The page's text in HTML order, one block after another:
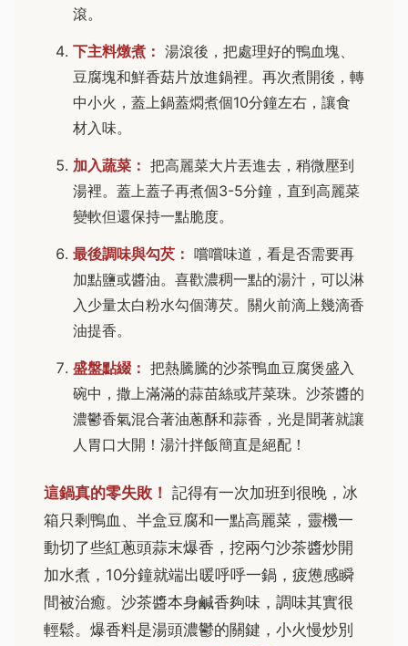
滾。
下主料燉煮： 湯滾後，把處理好的鴨血塊、
豆腐塊和鮮香菇片放進鍋裡。再次煮開後，轉
中小火，蓋上鍋蓋燜煮個10分鐘左右，讓食
材入味。
加入蔬菜： 把高麗菜大片丟進去，稍微壓到
湯裡。蓋上蓋子再煮個3-5分鐘，直到高麗菜
變軟但還保持一點脆度。
最後調味與勾芡： 嚐嚐味道，看是否需要再
加點鹽或醬油。喜歡濃稠一點的湯汁，可以淋
入少量太白粉水勾個薄芡。關火前滴上幾滴香
油提香。
盛盤點綴： 把熱騰騰的沙茶鴨血豆腐煲盛入
碗中，撒上滿滿的蒜苗絲或芹菜珠。沙茶醬的
濃鬱香氣混合著油蔥酥和蒜香，光是聞著就讓
人胃口大開！湯汁拌飯簡直是絕配！
這鍋真的零失敗！ 記得有一次加班到很晚，冰
箱只剩鴨血、半盒豆腐和一點高麗菜，靈機一
動切了些紅蔥頭蒜末爆香，挖兩勺沙茶醬炒開
加水煮，10分鐘就端出暖呼呼一鍋，疲憊感瞬
間被治癒。沙茶醬本身鹹香夠味，調味其實很
輕鬆。爆香料是湯頭濃鬱的關鍵，小火慢炒別